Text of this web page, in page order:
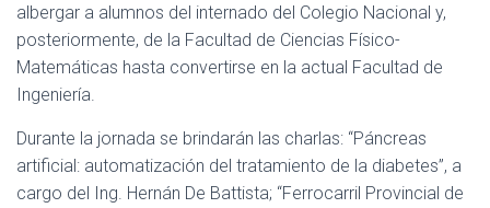
albergar a alumnos del internado del Colegio Nacional y,
posteriormente, de la Facultad de Ciencias Físico-
Matemáticas hasta convertirse en la actual Facultad de
Ingeniería.
Durante la jornada se brindarán las charlas: “Páncreas
artificial: automatización del tratamiento de la diabetes”, a
cargo del Ing. Hernán De Battista; “Ferrocarril Provincial de